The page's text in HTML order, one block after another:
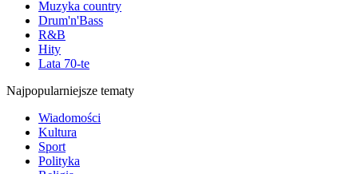
Muzyka country
Drum'n'Bass
R&B
Hity
Lata 70-te
Najpopularniejsze tematy
Wiadomości
Kultura
Sport
Polityka